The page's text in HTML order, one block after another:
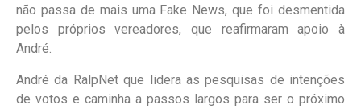
não passa de mais uma Fake News, que foi desmentida
pelos próprios vereadores, que reafirmaram apoio à
André.
André da RalpNet que lidera as pesquisas de intenções
de votos e caminha a passos largos para ser o próximo